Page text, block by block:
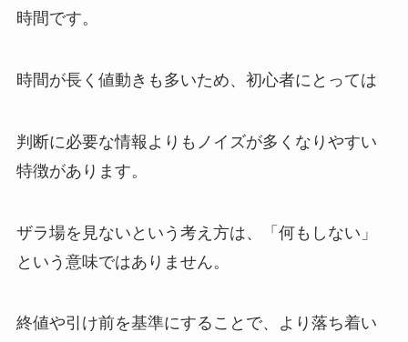
時間です。
時間が長く値動きも多いため、初心者にとっては
判断に必要な情報よりもノイズが多くなりやすい
特徴があります。
ザラ場を見ないという考え方は、
「何もしない」
という意味ではありません。
終値や引け前を基準にすることで、
より落ち着い